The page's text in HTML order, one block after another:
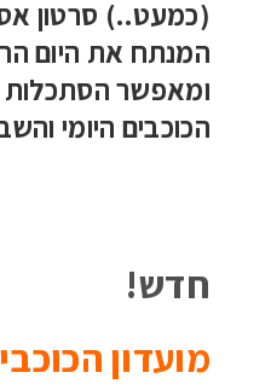
(כמעט..) סרטון
המנתח את היום
ומאפשר
הכוכבים היומי
חדש!
מועדון